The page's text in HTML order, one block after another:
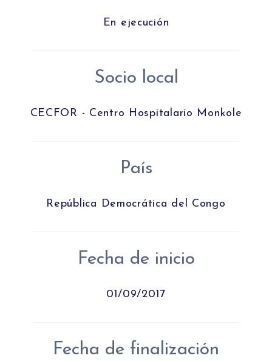
En ejecución
Socio local
CECFOR - Centro Hospitalario Monkole
País
República Democrática del Congo
Fecha de inicio
01/09/2017
Fecha de finalización